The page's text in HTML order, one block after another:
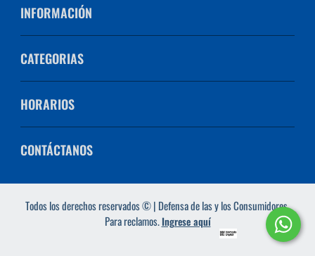
INFORMACIÓN
CATEGORIAS
HORARIOS
CONTÁCTANOS
Todos los derechos reservados © | Defensa de las y los Consumidores.
Para reclamos.Ingrese aquí